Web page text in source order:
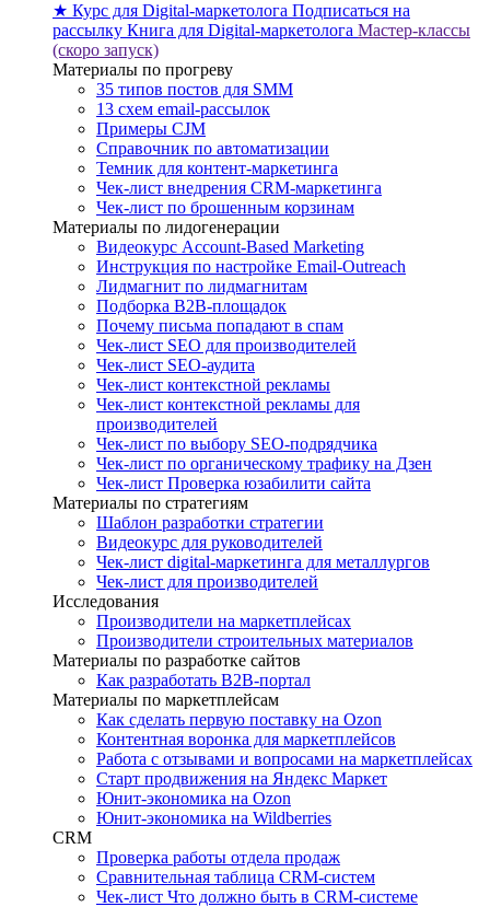
★ Курс для Digital-маркетолога Подписаться на
рассылку Книга для Digital-маркетолога Мастер-классы
(скоро запуск)
Материалы по прогреву
35 типов постов для SMM
13 схем email-рассылок
Примеры CJM
Справочник по автоматизации
Темник для контент-маркетинга
Чек-лист внедрения CRM-маркетинга
Чек-лист по брошенным корзинам
Материалы по лидогенерации
Видеокурс Account-Based Marketing
Инструкция по настройке Email-Outreach
Лидмагнит по лидмагнитам
Подборка B2B-площадок
Почему письма попадают в спам
Чек-лист SEO для производителей
Чек-лист SEO-аудита
Чек-лист контекстной рекламы
Чек-лист контекстной рекламы для
производителей
Чек-лист по выбору SEO-подрядчика
Чек-лист по органическому трафику на Дзен
Чек-лист Проверка юзабилити сайта
Материалы по стратегиям
Шаблон разработки стратегии
Видеокурс для руководителей
Чек-лист digital-маркетинга для металлургов
Чек-лист для производителей
Исследования
Производители на маркетплейсах
Производители строительных материалов
Материалы по разработке сайтов
Как разработать B2B-портал
Материалы по маркетплейсам
Как сделать первую поставку на Ozon
Контентная воронка для маркетплейсов
Работа с отзывами и вопросами на маркетплейсах
Старт продвижения на Яндекс Маркет
Юнит-экономика на Ozon
Юнит-экономика на Wildberries
CRM
Проверка работы отдела продаж
Сравнительная таблица CRM-систем
Чек-лист Что должно быть в CRM-системе